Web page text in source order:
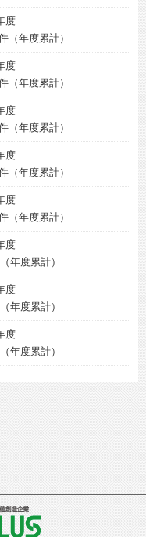
度
（年度累計）
度
（年度累計）
度
（年度累計）
度
（年度累計）
度
（年度累計）
度
年度累計）
度
年度累計）
度
年度累計）